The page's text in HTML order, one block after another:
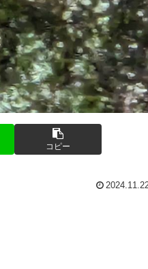
コピー